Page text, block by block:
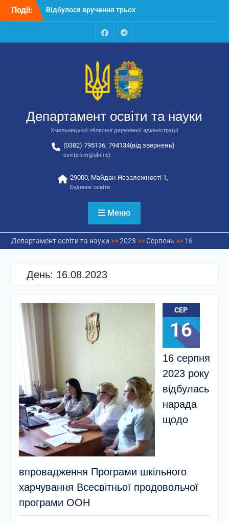
Перейти
Події:
Відбулося вручення трьох
автобусів для потреб
Відбулося засідання
освіти та науки обласної
державної адміністрації
Відбулась обласна
національно-патріотичне
виховання
FacebookTalegram
Департамент освіти та науки
Хмельницької обласної державної адміністрації
(0382) 795136, 794134(від.звернень)
osvita-km@ukr.net
29000, Майдан Незалежності 1,
Будинок освіти
Меню
Департамент освіти та науки >>2023 >>Серпень >> 16
День: 16.08.2023
СЕР
16
16 серпня
2023 року
відбулась
нарада
щодо
впровадження Програми шкільного
харчування Всесвітньої продовольчої
програми ООН